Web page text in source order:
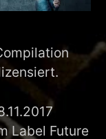
Label Future